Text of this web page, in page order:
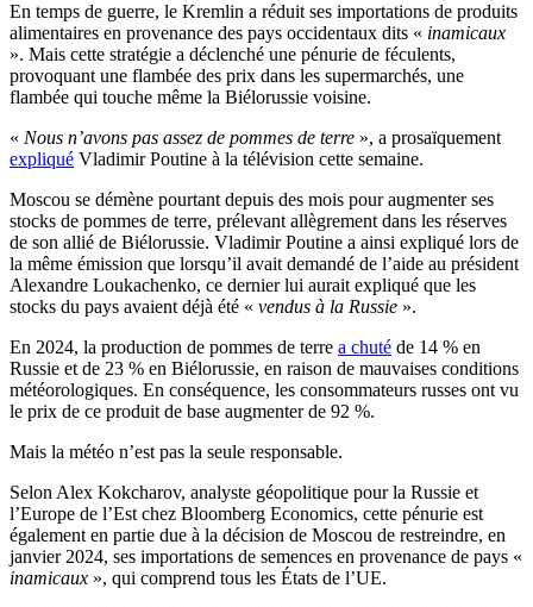
En temps de guerre, le Kremlin a réduit ses importations de produits
alimentaires en provenance des pays occidentaux dits « inamicaux
». Mais cette stratégie a déclenché une pénurie de féculents,
provoquant une flambée des prix dans les supermarchés, une
flambée qui touche même la Biélorussie voisine.
« Nous n’avons pas assez de pommes de terre », a prosaïquement
expliqué Vladimir Poutine à la télévision cette semaine.
Moscou se démène pourtant depuis des mois pour augmenter ses
stocks de pommes de terre, prélevant allègrement dans les réserves
de son allié de Biélorussie. Vladimir Poutine a ainsi expliqué lors de
la même émission que lorsqu’il avait demandé de l’aide au président
Alexandre Loukachenko, ce dernier lui aurait expliqué que les
stocks du pays avaient déjà été « vendus à la Russie ».
En 2024, la production de pommes de terre a chuté de 14 % en
Russie et de 23 % en Biélorussie, en raison de mauvaises conditions
météorologiques. En conséquence, les consommateurs russes ont vu
le prix de ce produit de base augmenter de 92 %.
Mais la météo n’est pas la seule responsable.
Selon Alex Kokcharov, analyste géopolitique pour la Russie et
l’Europe de l’Est chez Bloomberg Economics, cette pénurie est
également en partie due à la décision de Moscou de restreindre, en
janvier 2024, ses importations de semences en provenance de pays «
inamicaux », qui comprend tous les États de l’UE.